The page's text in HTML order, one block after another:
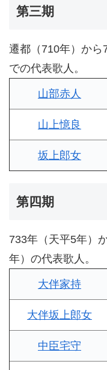
第三期
遷都（710年）から
での代表歌人。
山部赤人
山上憶良
坂上郎女
第四期
733年（天平5年）
年）の代表歌人。
大伴家持
大伴坂上郎女
中臣宅守